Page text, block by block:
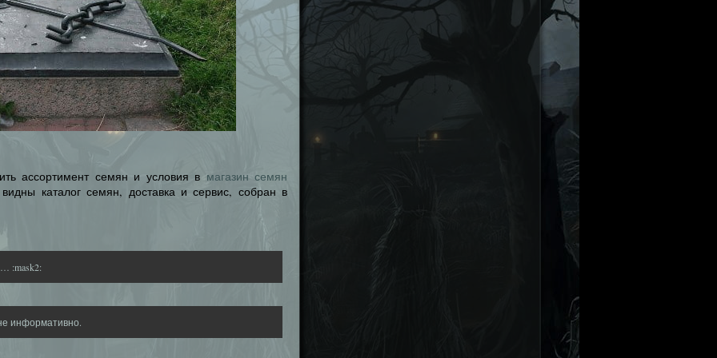
ассортимент семян и условия в магазин семян
каталог семян, доставка и сервис, собран в
:mask2:
информативно.